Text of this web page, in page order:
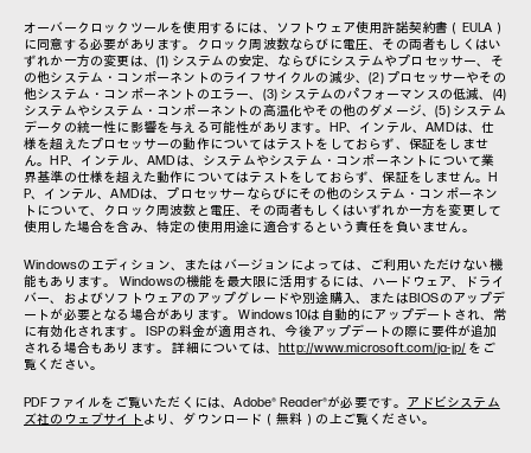
オーバークロックツールを使用するには、ソフトウェア使用許諾契約書（EULA）
に同意する必要があります。クロック周波数ならびに電圧、その両者もしくはい
ずれか一方の変更は、(1) システムの安定、ならびにシステムやプロセッサー、そ
の他システム・コンポーネントのライフサイクルの減少、(2) プロセッサーやその
他システム・コンポーネントのエラー、(3) システムのパフォーマンスの低減、(4)
システムやシステム・コンポーネントの高温化やその他のダメージ、(5) システム
データの統一性に影響を与える可能性があります。HP、インテル、AMDは、仕
様を超えたプロセッサーの動作についてはテストをしておらず、保証をしませ
ん。HP、インテル、AMDは、システムやシステム・コンポーネントについて業
界基準の仕様を超えた動作についてはテストをしておらず、保証をしません。H
P、インテル、AMDは、プロセッサーならびにその他のシステム・コンポーネン
トについて、クロック周波数と電圧、その両者もしくはいずれか一方を変更して
使用した場合を含み、特定の使用用途に適合するという責任を負いません。
Windowsのエディション、またはバージョンによっては、ご利用いただけない機
能もあります。 Windowsの機能を最大限に活用するには、ハードウェア、ドライ
バー、およびソフトウェアのアップグレードや別途購入、またはBIOSのアップデ
ートが必要となる場合があります。 Windows 10は自動的にアップデートされ、常
に有効化されます。 ISPの料金が適用され、今後アップデートの際に要件が追加
される場合もあります。 詳細については、 http://www.microsoft.com/ja-jp/ をご
覧ください。
PDFファイルをご覧いただくには、Adobe® Reader®が必要です。 アドビシステム
ズ社のウェブサイト より、ダウンロード（無料）の上ご覧ください。